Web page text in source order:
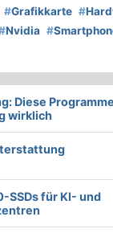
#Grafikkarte #
Nvidia #
Diese Programme
wirklich
SSDs für KI- und